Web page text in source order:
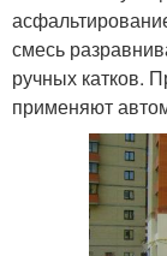
смесь
ручных катков.
применяют